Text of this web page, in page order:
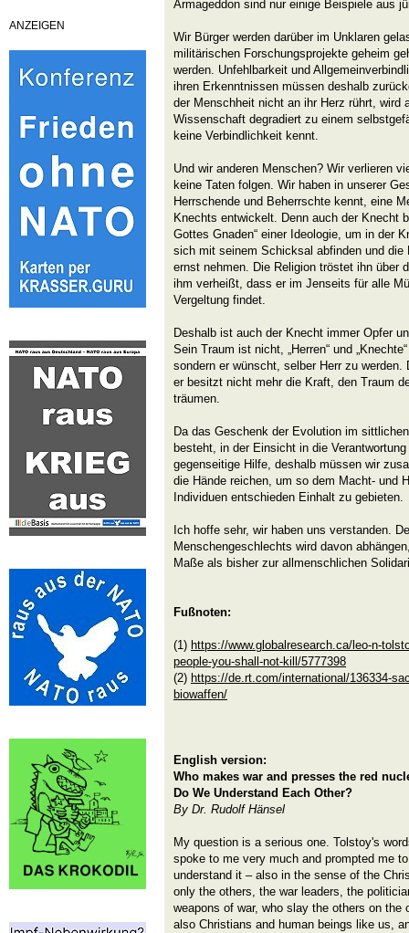
ANZEIGEN
Armageddon sind nur einige Beispiele aus
Wir Bürger werden darüber im Unklaren
militärischen Forschungsprojekte geheim
werden. Unfehlbarkeit und
ihren Erkenntnissen müssen deshalb
der Menschheit nicht an ihr Herz rührt, wird
Wissenschaft degradiert zu einem
keine Verbindlichkeit kennt.
Und wir anderen Menschen? Wir verlieren
keine Taten folgen. Wir haben in unserer
Herrschende und Beherrschte kennt, eine
Knechts entwickelt. Denn auch der Knecht
Gottes Gnaden“ einer Ideologie, um in der
sich mit seinem Schicksal abfinden und die
ernst nehmen. Die Religion tröstet ihn über
ihm verheißt, dass er im Jenseits für alle
Vergeltung findet.
Deshalb ist auch der Knecht immer Opfer
Sein Traum ist nicht, „Herren“ und
sondern er wünscht, selber Herr zu
er besitzt nicht mehr die Kraft, den Traum
träumen.
Da das Geschenk der Evolution im
besteht, in der Einsicht in die
gegenseitige Hilfe, deshalb müssen wir
die Hände reichen, um so dem Macht- und
Individuen entschieden Einhalt zu gebieten.
Ich hoffe sehr, wir haben uns verstanden.
Menschengeschlechts wird davon
Maße als bisher zur allmenschlichen
Fußnoten:
(1) https://www.globalresearch.ca/leo-n-
people-you-shall-not-kill/5777398
(2) https://de.rt.com/international/136334-
biowaffen/
English version:
Who makes war and presses the red
Do We Understand Each Other?
By Dr. Rudolf Hänsel
My question is a serious one. Tolstoy's
spoke to me very much and prompted me
understand it – also in the sense of the
only the others, the war leaders, the
weapons of war, who slay the others on the
also Christians and human beings like us,